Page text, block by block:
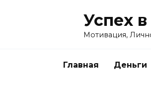
Успех
Мотивация,
Главная Деньги